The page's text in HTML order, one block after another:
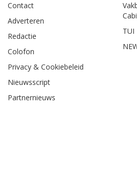
Contact
Adverteren
Redactie
Colofon
Privacy & Cookiebeleid
Nieuwsscript
Partnernieuws
TUI